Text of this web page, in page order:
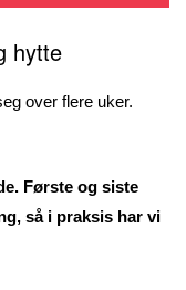
hytte
over flere uker.
Første og siste
så i praksis har vi